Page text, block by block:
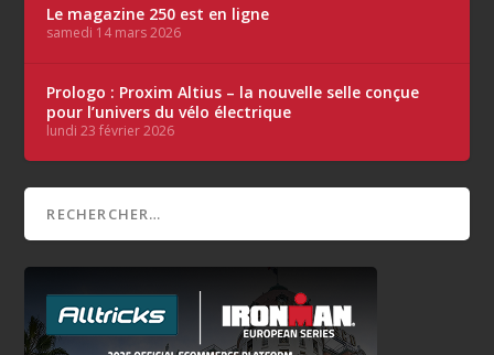
Le magazine 250 est en ligne
samedi 14 mars 2026
Prologo : Proxim Altius – la nouvelle selle conçue
pour l’univers du vélo électrique
lundi 23 février 2026